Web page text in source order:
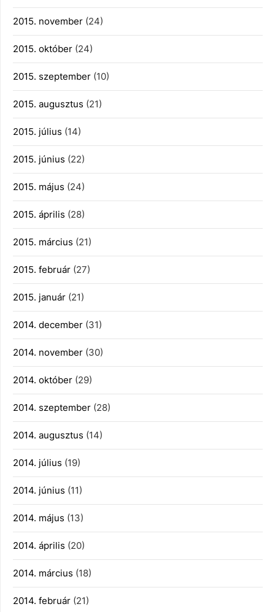
2015. november (24)
2015. október (24)
2015. szeptember (10)
2015. augusztus (21)
2015. július (14)
2015. június (22)
2015. május (24)
2015. április (28)
2015. március (21)
2015. február (27)
2015. január (21)
2014. december (31)
2014. november (30)
2014. október (29)
2014. szeptember (28)
2014. augusztus (14)
2014. július (19)
2014. június (11)
2014. május (13)
2014. április (20)
2014. március (18)
2014. február (21)